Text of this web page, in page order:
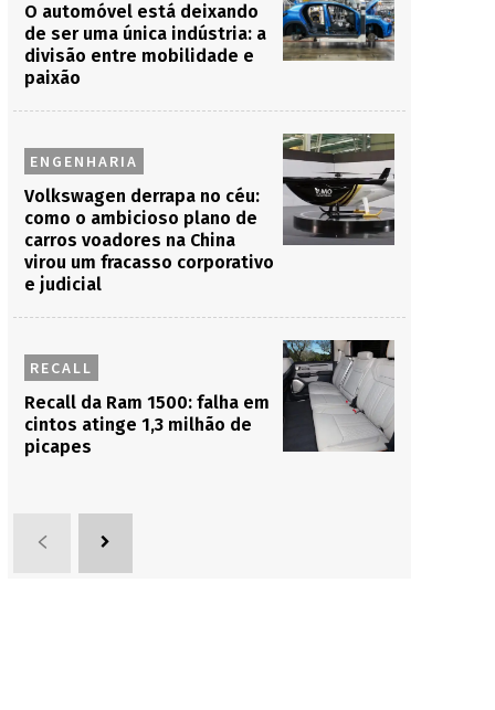
O automóvel está deixando
de ser uma única indústria: a
divisão entre mobilidade e
paixão
ENGENHARIA
Volkswagen derrapa no céu:
como o ambicioso plano de
carros voadores na China
virou um fracasso corporativo
e judicial
RECALL
Recall da Ram 1500: falha em
cintos atinge 1,3 milhão de
picapes